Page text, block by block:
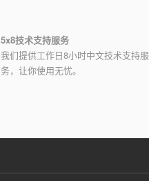
5x8技术支持服务
我们提供工作日8小时中文技术支持服
务，让你使用无忧。